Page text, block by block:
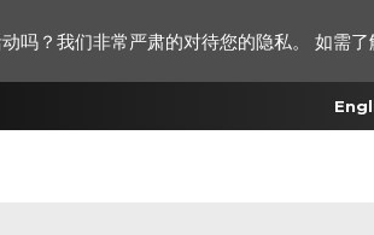
吗？我们非常严肃的对待您的隐私。 如需